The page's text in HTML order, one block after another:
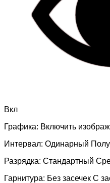
Вкл
Графика: Включить
Интервал: Одинарный
Разрядка: Стандартный
Гарнитура: Без засечек С